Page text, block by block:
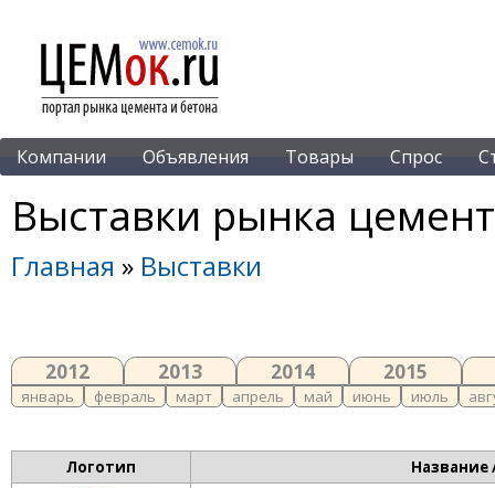
Компании Объявления Товары Спрос
Выставки рынка
Главная » Выставки
2012 2013 2014 2015
январь февраль март апрель май июнь июль
Логотип Название